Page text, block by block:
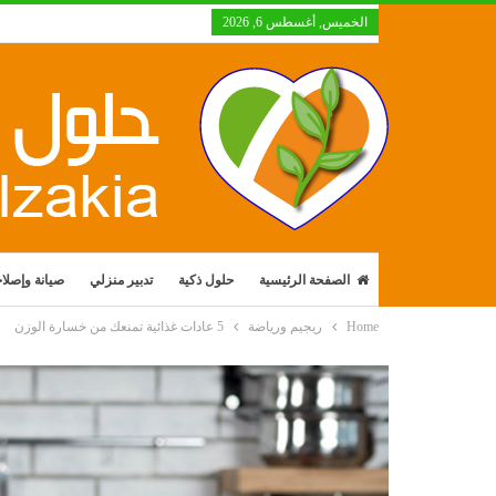
الخميس, أغسطس 6, 2026
الصفحة الرئيسية حلول ذكية تدبير منزلي صيانة
Home ريجيم ورياضة 5 عادات غذائية تمنعك من خسارة الوزن